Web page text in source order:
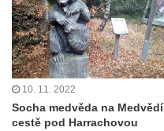
10. 11. 2022
Socha medvěda na Medvědí
cestě pod Harrachovou